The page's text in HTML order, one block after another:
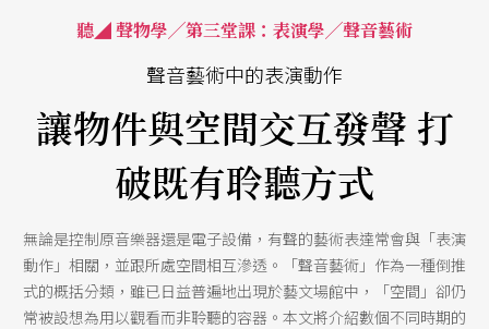
聽◢ 聲物學╱第三堂課：表演學╱聲音藝術
聲音藝術中的表演動作
讓物件與空間交互發聲 打
破既有聆聽方式
無論是控制原音樂器還是電子設備，有聲的藝術表達常會與「表演
動作」相關，並跟所處空間相互滲透。「聲音藝術」作為一種倒推
式的概括分類，雖已日益普遍地出現於藝文場館中，「空間」卻仍
常被設想為用以觀看而非聆聽的容器。本文將介紹數個不同時期的